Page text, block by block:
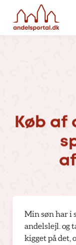
Køb af
Min søn har i
andelslejl. og
kigget på det,